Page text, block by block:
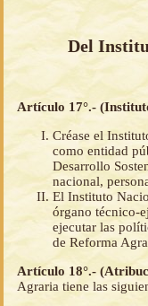
Del
Artículo 17°.-
Créase el
como entidad
Desarrollo
nacional,
El Instituto
órgano técnico-
ejecutar las
de Reforma
Artículo 18°.-
Agraria tiene las